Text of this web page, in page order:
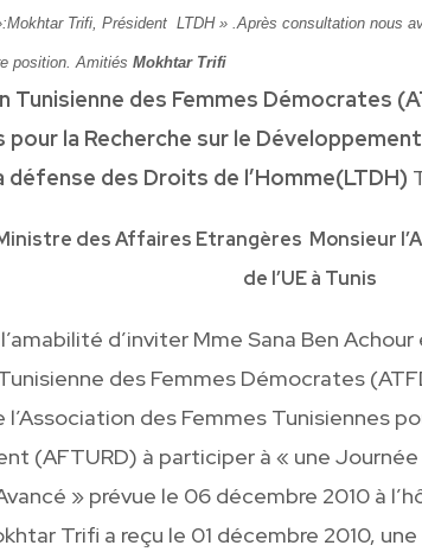
Trifi, Président LTDH » .Après consultation nous
position. AmitiésMokhtar Trifi
Tunisienne des Femmes Démocrates
pour la Recherche sur le
défense des Droits de l’Homme(LTDH)
des Affaires Etrangères Monsieur
de l’UE à Tunis
d’inviter Mme Sana Ben
des Femmes Démocrates
des Femmes Tunisiennes
(AFTURD) à participer à « une
» prévue le 06 décembre 2010 à
Trifi a reçu le 01 décembre 2010,